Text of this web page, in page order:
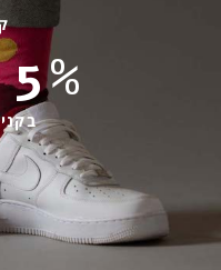
החלפות והחזרות
אספקה ומשלוחים
הצהרת נגישות
מדיניות פרטיות
5% הנחה